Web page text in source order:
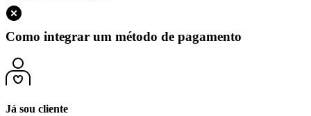
Como integrar um método de pagamento
Já sou cliente